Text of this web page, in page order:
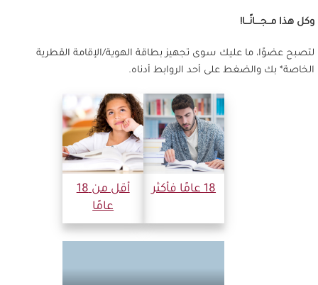
وكل هذا مــجــــانًـــا!
لتصبح عضوًا، ما عليك سوى تجهيز بطاقة الهوية/الإقامة القطرية
الخاصة* بك والضغط على أحد الروابط أدناه.
18 عامًا فأكثر
أقل من 18
عامًا